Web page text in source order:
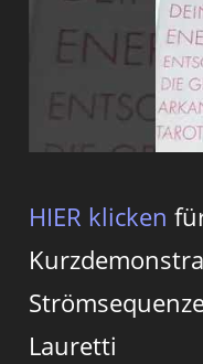
HIER klicken
Lauretti